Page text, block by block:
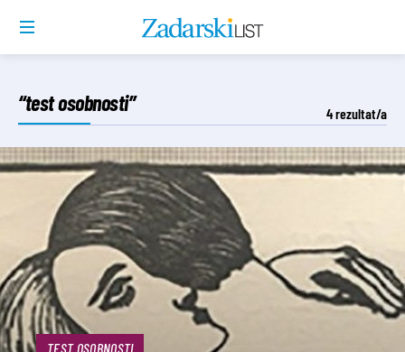
“test osobnosti” 4rezultat/a
TEST OSOBNOSTI